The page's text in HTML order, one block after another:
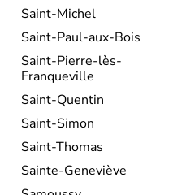
Saint-Michel
Saint-Paul-aux-Bois
Saint-Pierre-lès-
Franqueville
Saint-Quentin
Saint-Simon
Saint-Thomas
Sainte-Geneviève